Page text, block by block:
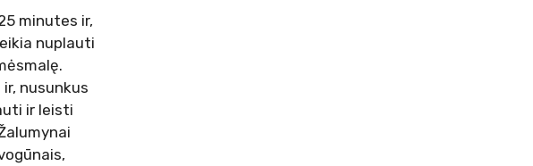
minutes ir,
nuplauti
nusunkus
ir leisti